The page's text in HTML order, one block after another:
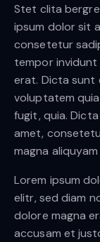
Stet clita
ipsum dolor sit
consetetur
tempor
erat. Dicta sunt
voluptatem
fugit, quia.
amet,
magna
Lorem ipsum
elitr, sed diam
dolore magna
accusam et